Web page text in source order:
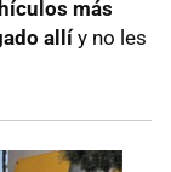
más
allí y no les